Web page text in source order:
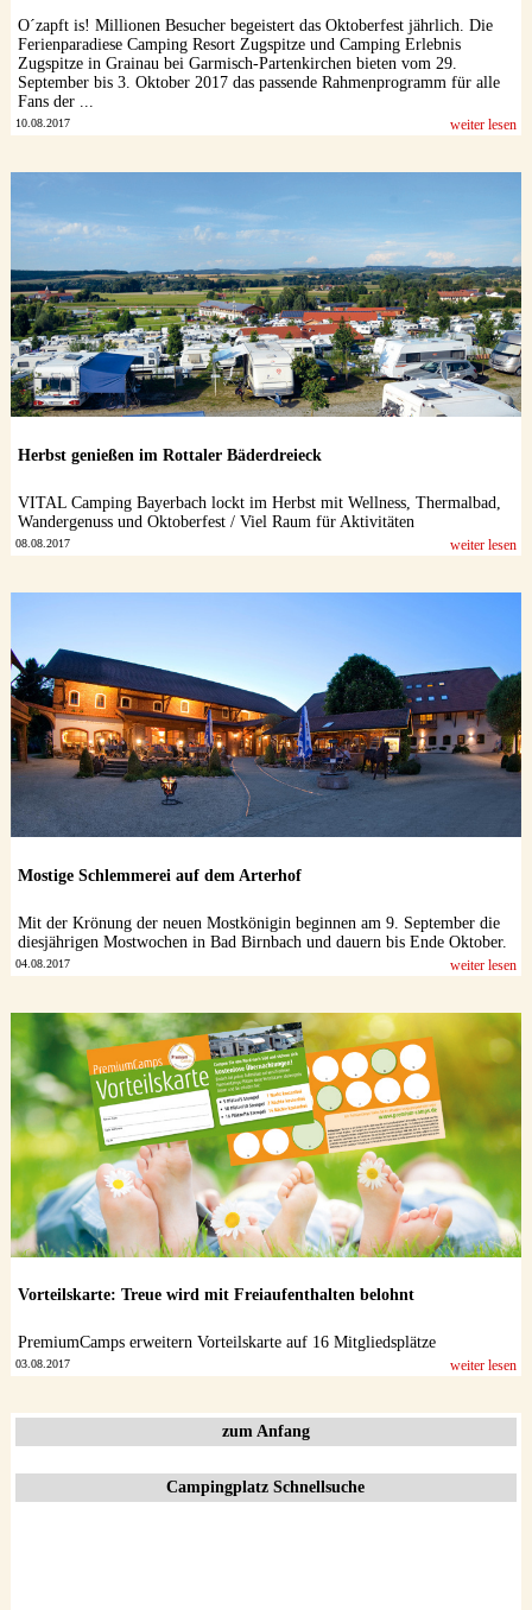
O´zapft is! Millionen Besucher begeistert das Oktoberfest jährlich. Die
Ferienparadiese Camping Resort Zugspitze und Camping Erlebnis
Zugspitze in Grainau bei Garmisch-Partenkirchen bieten vom 29.
September bis 3. Oktober 2017 das passende Rahmenprogramm für alle
Fans der ...
10.08.2017 weiter lesen
Herbst genießen im Rottaler Bäderdreieck
VITAL Camping Bayerbach lockt im Herbst mit Wellness, Thermalbad,
Wandergenuss und Oktoberfest / Viel Raum für Aktivitäten
08.08.2017 weiter lesen
Mostige Schlemmerei auf dem Arterhof
Mit der Krönung der neuen Mostkönigin beginnen am 9. September die
diesjährigen Mostwochen in Bad Birnbach und dauern bis Ende Oktober.
04.08.2017 weiter lesen
Vorteilskarte: Treue wird mit Freiaufenthalten belohnt
PremiumCamps erweitern Vorteilskarte auf 16 Mitgliedsplätze
03.08.2017 weiter lesen
zum Anfang
Campingplatz Schnellsuche